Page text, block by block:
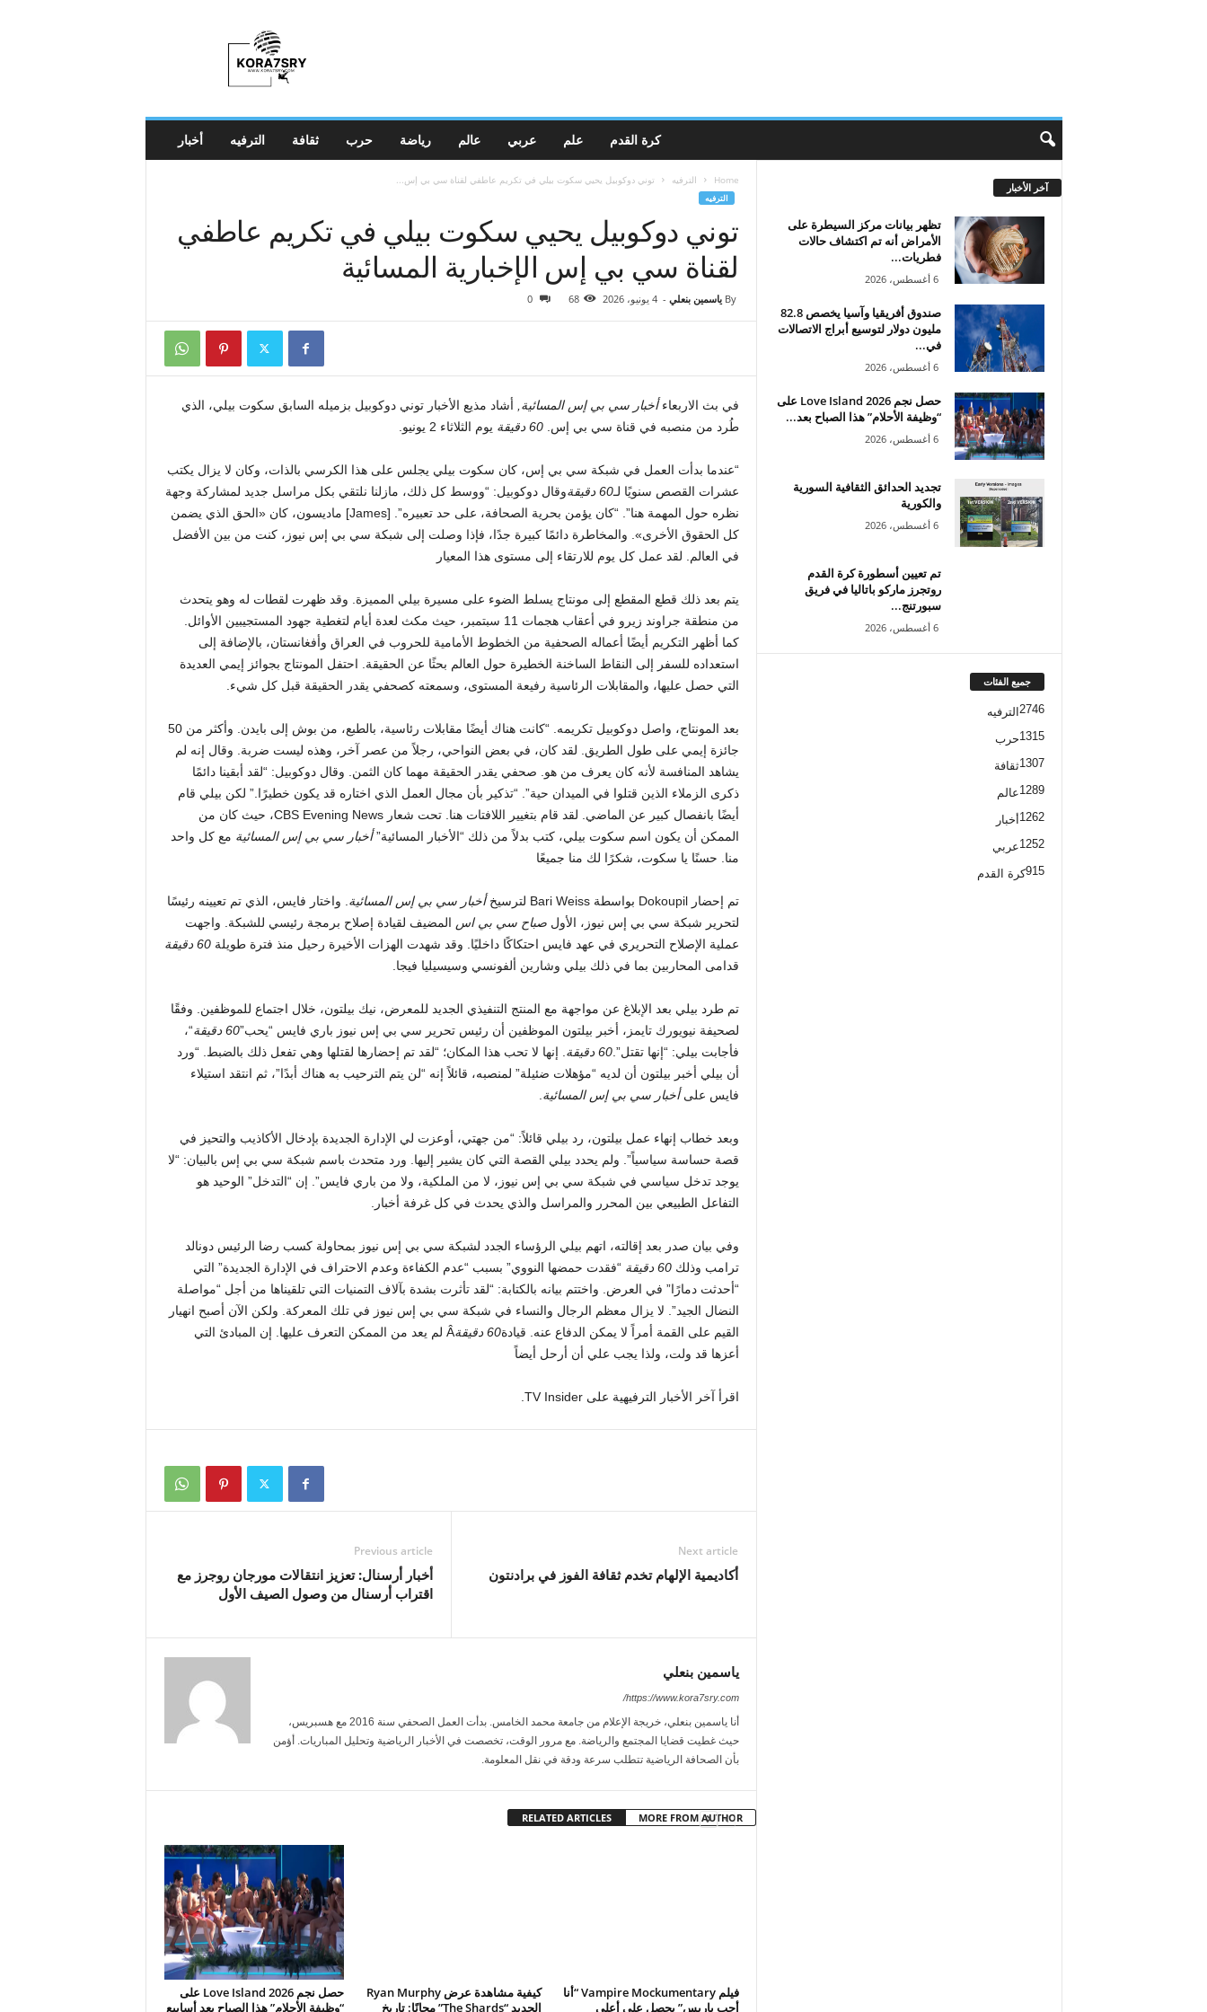
أخبار الترفيه ثقافة حرب رياضة عالم عربي علم كرة القدم
Home الترفيه توني دوكوبيل يحيي سكوت بيلي في تكريم عاطفي لقناة سي بي إس...
الترفيه
توني دوكوبيل يحيي سكوت بيلي في تكريم عاطفي
لقناة سي بي إس الإخبارية المسائية
By ياسمين بنعلي - 4 يونيو، 2026 68
0
في بث الاربعاءأخبار سي بي إس المسائية,
أشاد مذيع الأخبار توني دوكوبيل بزميله السابق سكوت بيلي، الذي
طُرد من منصبه في قناة سي بي إس.60 دقيقة يوم الثلاثاء 2 يونيو.
“عندما بدأت العمل في شبكة سي بي إس، كان سكوت بيلي يجلس على هذا الكرسي بالذات، وكان لا يزال يكتب
عشرات القصص سنويًا لـ60 دقيقة
وقال دوكوبيل: “ووسط كل ذلك، مازلنا نلتقي بكل مراسل جديد لمشاركة وجهة
نظره حول المهمة هنا”. “كان يؤمن بحرية الصحافة، على حد تعبيره”. [James] ماديسون، كان «الحق الذي يضمن
كل الحقوق الأخرى». والمخاطرة دائمًا كبيرة جدًا، فإذا وصلت إلى شبكة سي بي إس نيوز، كنت من بين الأفضل
في العالم. لقد عمل كل يوم للارتقاء إلى مستوى هذا المعيار
يتم بعد ذلك قطع المقطع إلى مونتاج يسلط الضوء على مسيرة بيلي المميزة. وقد ظهرت لقطات له وهو يتحدث
من منطقة جراوند زيرو في أعقاب هجمات 11 سبتمبر، حيث مكث لعدة أيام لتغطية جهود المستجيبين الأوائل.
كما أظهر التكريم أيضًا أعماله الصحفية من الخطوط الأمامية للحروب في العراق وأفغانستان، بالإضافة إلى
استعداده للسفر إلى النقاط الساخنة الخطيرة حول العالم بحثًا عن الحقيقة. احتفل المونتاج بجوائز إيمي العديدة
التي حصل عليها، والمقابلات الرئاسية رفيعة المستوى، وسمعته كصحفي يقدر الحقيقة قبل كل شيء.
بعد المونتاج، واصل دوكوبيل تكريمه. “كانت هناك أيضًا مقابلات رئاسية، بالطبع، من بوش إلى بايدن. وأكثر من 50
جائزة إيمي على طول الطريق. لقد كان، في بعض النواحي، رجلاً من عصر آخر، وهذه ليست ضربة. وقال إنه لم
يشاهد المنافسة لأنه كان يعرف من هو. صحفي يقدر الحقيقة مهما كان الثمن. وقال دوكوبيل: “لقد أبقينا دائمًا
ذكرى الزملاء الذين قتلوا في الميدان حية”. “تذكير بأن مجال العمل الذي اختاره قد يكون خطيرًا.” لكن بيلي قام
أيضًا بانفصال كبير عن الماضي. لقد قام بتغيير اللافتات هنا. تحت شعار CBS Evening News، حيث كان من
الممكن أن يكون اسم سكوت بيلي، كتب بدلاً من ذلك “الأخبار المسائية”أخبار سي بي إس المسائية مع كل واحد
منا. حسنًا يا سكوت، شكرًا لك منا جميعًا
تم إحضار Dokoupil بواسطة Bari Weiss لترسيخ أخبار سي بي إس المسائية . واختار فايس، الذي تم تعيينه رئيسًا
لتحرير شبكة سي بي إس نيوز، الأولصباح سي بي اس المضيف لقيادة إصلاح برمجة رئيسي للشبكة. واجهت
عملية الإصلاح التحريري في عهد فايس احتكاكًا داخليًا. وقد شهدت الهزات الأخيرة رحيل منذ فترة طويلة60 دقيقة
قدامى المحاربين بما في ذلك بيلي وشارين ألفونسي وسيسيليا فيجا.
تم طرد بيلي بعد الإبلاغ عن مواجهة مع المنتج التنفيذي الجديد للمعرض، نيك بيلتون، خلال اجتماع للموظفين. وفقًا
لصحيفة نيويورك تايمز، أخبر بيلتون الموظفين أن رئيس تحرير سي بي إس نيوز باري فايس “يحب”60 دقيقة
“،
فأجابت بيلي: “إنها تقتل”.60 دقيقة
. إنها لا تحب هذا المكان؛ “لقد تم إحضارها لقتلها وهي تفعل ذلك بالضبط. “ورد
أن بيلي أخبر بيلتون أن لديه “مؤهلات ضئيلة” لمنصبه، قائلاً إنه “لن يتم الترحيب به هناك أبدًا”، ثم انتقد استيلاء
فايس علىأخبار سي بي إس المسائية
وبعد خطاب إنهاء عمل بيلتون، رد بيلي قائلاً: “من جهتي، أوعزت لي الإدارة الجديدة بإدخال الأكاذيب والتحيز في
قصة حساسة سياسياً”. ولم يحدد بيلي القصة التي كان يشير إليها. ورد متحدث باسم شبكة سي بي إس بالبيان: “لا
يوجد تدخل سياسي في شبكة سي بي إس نيوز، لا من الملكية، ولا من باري فايس”. إن “التدخل” الوحيد هو
التفاعل الطبيعي بين المحرر والمراسل والذي يحدث في كل غرفة أخبار.
وفي بيان صدر بعد إقالته، اتهم بيلي الرؤساء الجدد لشبكة سي بي إس نيوز بمحاولة كسب رضا الرئيس دونالد
ترامب وذلك60 دقيقة
“فقدت حمضها النووي” بسبب “عدم الكفاءة وعدم الاحتراف في الإدارة الجديدة” التي
“أحدثت دمارًا” في العرض. واختتم بيانه بالكتابة: “لقد تأثرت بشدة بآلاف التمنيات التي تلقيناها من أجل “مواصلة
النضال الجيد”. لا يزال معظم الرجال والنساء في شبكة سي بي إس نيوز في تلك المعركة. ولكن الآن أصبح انهيار
القيم على القمة أمراً لا يمكن الدفاع عنه. قيادة60 دقيقة
Â لم يعد من الممكن التعرف عليها. إن المبادئ التي
أعزها قد ولت، ولذا يجب علي أن أرحل أيضاً
اقرأ آخر الأخبار الترفيهية على TV Insider.
Previous article
أخبار أرسنال: تعزيز انتقالات مورجان روجرز مع
اقتراب أرسنال من وصول الصيف الأول
Next article
أكاديمية الإلهام تخدم ثقافة الفوز في برادنتون
ياسمين بنعلي
https://www.kora7sry.com/
أنا ياسمين بنعلي، خريجة الإعلام من جامعة محمد الخامس. بدأت العمل الصحفي سنة 2016 مع هسبريس،
حيث غطيت قضايا المجتمع والرياضة. مع مرور الوقت، تخصصت في الأخبار الرياضية وتحليل المباريات. أؤمن
بأن الصحافة الرياضية تتطلب سرعة ودقة في نقل المعلومة.
RELATED ARTICLES MORE FROM AUTHOR
حصل نجم Love Island 2026 على
“وظيفة الأحلام” هذا الصباح بعد أسابيع
كيفية مشاهدة عرض Ryan Murphy
الجديد “The Shards” مجانًا: تاريخ
فيلم Vampire Mockumentary “أنا
أحب باريس” يحصل على أعلى
آخر الأخبار
تظهر بيانات مركز السيطرة على
الأمراض أنه تم اكتشاف حالات
فطريات...
6 أغسطس، 2026
صندوق أفريقيا وآسيا يخصص 82.8
مليون دولار لتوسيع أبراج الاتصالات
في...
6 أغسطس، 2026
حصل نجم Love Island 2026 على
“وظيفة الأحلام” هذا الصباح بعد...
6 أغسطس، 2026
تجديد الحدائق الثقافية السورية
والكورية
6 أغسطس، 2026
تم تعيين أسطورة كرة القدم
روتجرز ماركو باتاليا في فريق
سبورتنج...
6 أغسطس، 2026
جميع الفئات
الترفيه 2746
حرب1315
ثقافة1307
عالم1289
أخبار 1262
عربي1252
كرة القدم915